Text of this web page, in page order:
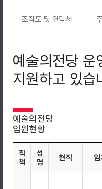
조직도 및 연락처
예술의전당 운
지원하고 있습
예술의전당
임원현황
직
책
성
명
현직 임